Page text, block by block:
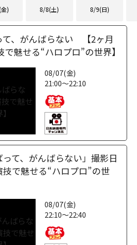
) 8/8(土) 8/9(日)
て、がんばらない 【2ヶ月
で魅せる“ハロプロ”の世界】
08/07(金)
21:00～22:10
って、がんばらない」撮影日
で魅せる“ハロプロ”の世
08/07(金)
22:10～22:40